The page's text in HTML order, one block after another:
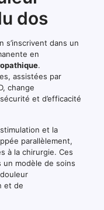
dos
s’inscrivent dans un
en
.
assistées par
change
et d’efficacité
et la
parallèlement,
à la chirurgie. Ces
modèle de soins
et de